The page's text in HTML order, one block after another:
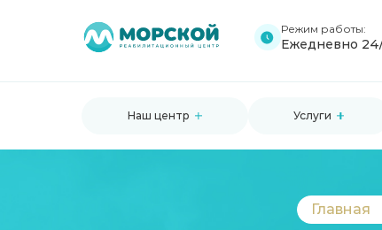
Режим работы:
Ежедневно
Наш центр Услуги
Главная